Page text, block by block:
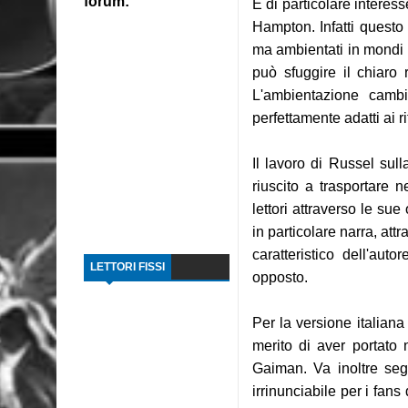
LETTORI FISSI
È di particolare
Hampton. Infatti
ma ambientati in
può sfuggire il chiaro
L'ambientazione
perfettamente adatti ai
Il lavoro di Russel
riuscito a trasportare
lettori attraverso le
in particolare narra,
caratteristico
opposto.
Per la versione
merito di aver portato
Gaiman. Va inoltre
irrinunciabile per i fans